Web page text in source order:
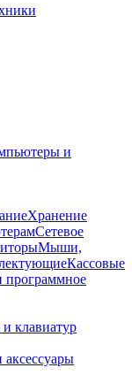
и
Хранение
Сетевое
Мыши,
Кассовые
клавиатур